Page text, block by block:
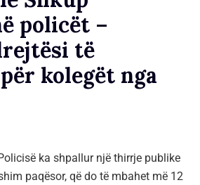
policët –
të
kolegët nga
ka shpallur një thirrje publike
paqësor, që do të mbahet më 12